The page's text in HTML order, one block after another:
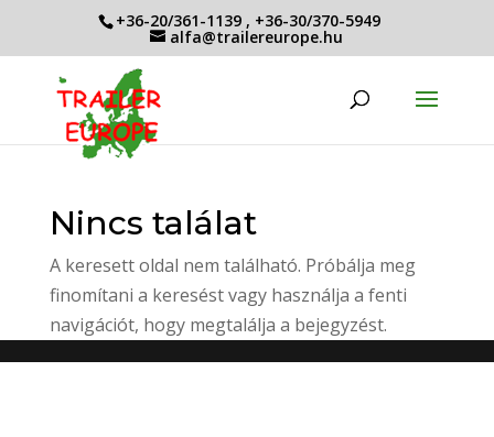
+36-20/361-1139 , +36-30/370-5949
alfa@trailereurope.hu
Nincs találat
A keresett oldal nem található. Próbálja meg
finomítani a keresést vagy használja a fenti
navigációt, hogy megtalálja a bejegyzést.